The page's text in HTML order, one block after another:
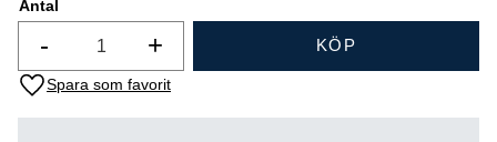
Antal
+
- KÖP
Lägg till i favoriter